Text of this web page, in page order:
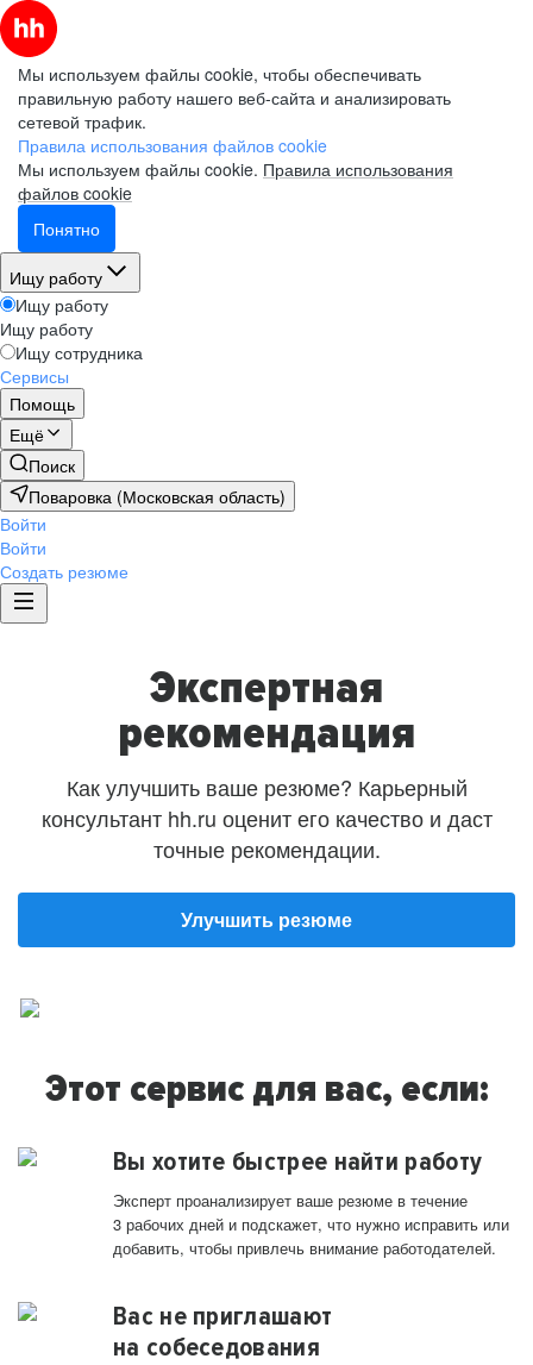
Мы используем файлы cookie, чтобы обеспечивать
правильную работу нашего веб-сайта и анализировать
сетевой трафик.
Правила использования файлов cookie
Мы используем файлы cookie. Правила использования
файлов cookie
Понятно
Ищу работу
Ищу работу
Ищу работу
Ищу сотрудника
Сервисы
Помощь
Ещё
Поиск
Поваровка (Московская область)
Войти
Войти
Создать резюме
Экспертная
рекомендация
Как улучшить ваше резюме? Карьерный
консультант hh.ru оценит его качество и даст
точные рекомендации.
Улучшить резюме
Этот сервис для вас, если:
Вы хотите быстрее найти работу
Эксперт проанализирует ваше резюме в течение
3 рабочих дней и подскажет, что нужно исправить или
добавить, чтобы привлечь внимание работодателей.
Вас не приглашают
на собеседования